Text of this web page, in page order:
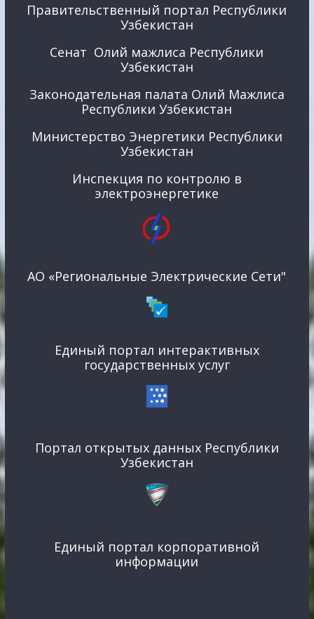
Правительственный портал Республики
Узбекистан
Сенат Олий мажлиса Республики
Узбекистан
Законодательная палата Олий Мажлиса
Республики Узбекистан
Министерство Энергетики Республики
Узбекистан
Инспекция по контролю в
электроэнергетике
АО «Региональные Электрические Сети"
Единый портал интерактивных
государственных услуг
Портал открытых данных Республики
Узбекистан
Единый портал корпоративной
информации